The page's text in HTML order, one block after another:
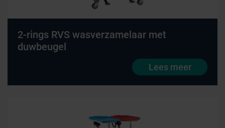
2-rings RVS wasverzamelaar met
duwbeugel
Lees meer